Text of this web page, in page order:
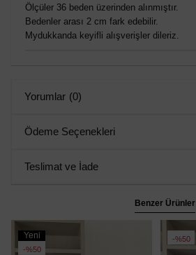
Ölçüler 36 beden üzerinden alınmıştır.
Bedenler arası 2 cm fark edebilir.
Mydukkanda keyifli alışverişler dileriz.
Yorumlar (0)
Ödeme Seçenekleri
Teslimat ve İade
Benzer Ürünler
Yeni
Ürün
%50
%50